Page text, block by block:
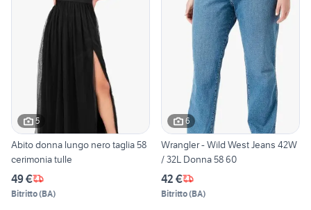
5
Abito donna lungo nero taglia 58
cerimonia tulle
49 €
Bitritto(BA)
6
Wrangler - Wild West Jeans 42W
/ 32L Donna 58 60
42 €
Bitritto(BA)